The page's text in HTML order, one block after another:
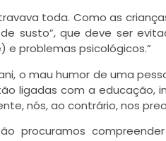
toda. Como as
susto”, que deve ser
e problemas psicológicos.”
o mau humor de uma
ligadas com a educação,
nós, ao contrário, nos
procuramos